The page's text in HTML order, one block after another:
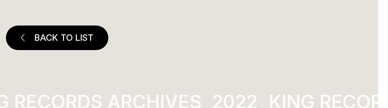
BACK TO LIST
RECORDS ARCHIVES KING